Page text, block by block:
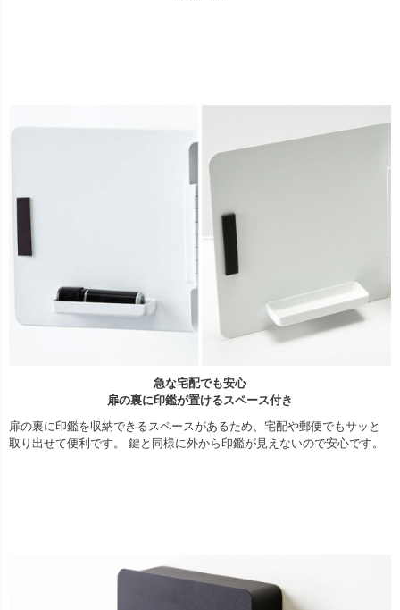
急な宅配でも安心
扉の裏に印鑑が置けるスペース付き
扉の裏に印鑑を収納できるスペースがあるため、宅配や郵便でもサッと
取り出せて便利です。 鍵と同様に外から印鑑が見えないので安心です。